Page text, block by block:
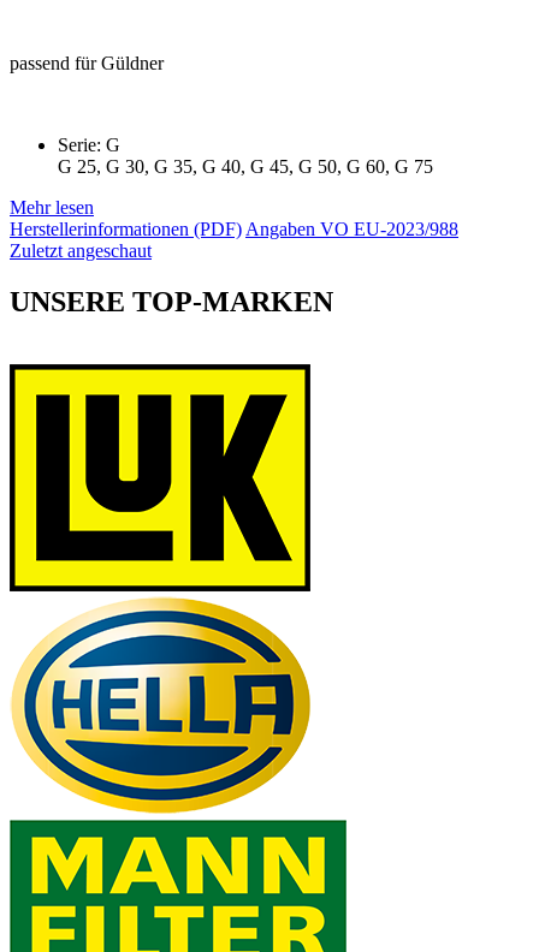
passend für Güldner
Serie: G
G 25, G 30, G 35, G 40, G 45, G 50, G 60, G 75
Mehr lesen
Herstellerinformationen (PDF) Angaben VO EU-2023/988
Zuletzt angeschaut
UNSERE TOP-MARKEN